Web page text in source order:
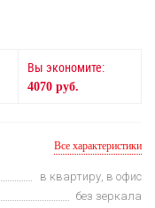
Вы экономите:
4070 руб.
Все характеристики
в квартиру, в офис
без зеркала